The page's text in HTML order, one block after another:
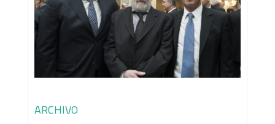
ARCHIVO